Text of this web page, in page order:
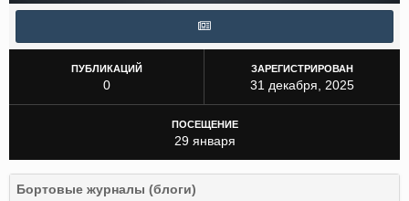
ПУБЛИКАЦИЙ
0
ЗАРЕГИСТРИРОВАН
31 декабря, 2025
ПОСЕЩЕНИЕ
29 января
Бортовые журналы (блоги)